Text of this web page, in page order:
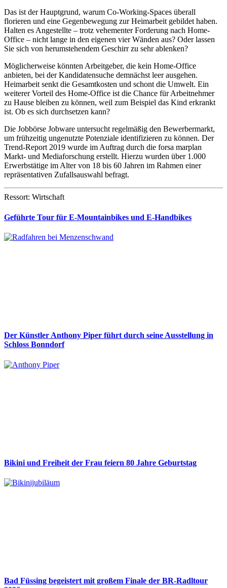
Das ist der Hauptgrund, warum Co-Working-Spaces überall
florieren und eine Gegenbewegung zur Heimarbeit gebildet haben.
Halten es Angestellte – trotz vehementer Forderung nach Home-
Office – nicht lange in den eigenen vier Wänden aus? Oder lassen
Sie sich von herumstehendem Geschirr zu sehr ablenken?
Möglicherweise könnten Arbeitgeber, die kein Home-Office
anbieten, bei der Kandidatensuche demnächst leer ausgehen.
Heimarbeit senkt die Gesamtkosten und schont die Umwelt. Ein
weiterer Vorteil des Home-Office ist die Chance für Arbeitnehmer
zu Hause bleiben zu können, weil zum Beispiel das Kind erkrankt
ist. Ob es sich durchsetzen kann?
Die Jobbörse Jobware untersucht regelmäßig den Bewerbermarkt,
um frühzeitig ungenutzte Potenziale identifizieren zu können. Der
Trend-Report 2019 wurde im Auftrag durch die forsa marplan
Markt- und Mediaforschung erstellt. Hierzu wurden über 1.000
Erwerbstätige im Alter von 18 bis 60 Jahren im Rahmen einer
repräsentativen Zufallsauswahl befragt.
Ressort: Wirtschaft
Geführte Tour für E-Mountainbikes und E-Handbikes
Der Künstler Anthony Piper führt durch seine Ausstellung in
Schloss Bonndorf
Bikini und Freiheit der Frau feiern 80 Jahre Geburtstag
Bad Füssing begeistert mit großem Finale der BR-Radltour